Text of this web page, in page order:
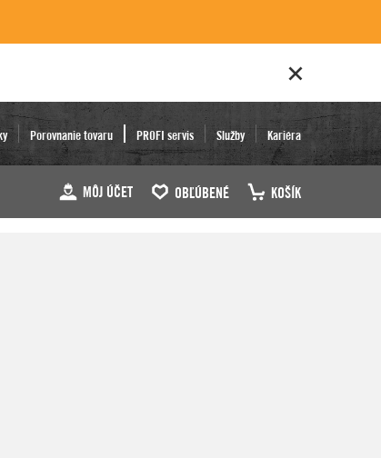
Porovnanie tovaru PROFI servis Služby Kariéra
MÔJ ÚČET OBĽÚBENÉ KOŠÍK